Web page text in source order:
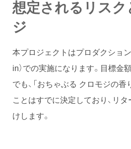
想定されるリス
ジ
本プロジェクトはプロダクショ
in）での実施になります。目標金
でも、「おちゃぶる クロモジの香
ことはすでに決定しており、リ
けします。